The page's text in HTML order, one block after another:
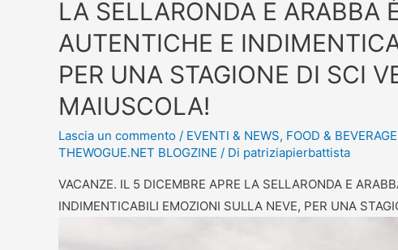
LA SELLARONDA E ARABBA
AUTENTICHE E
PER UNA STAGIONE DI SCI
MAIUSCOLA!
Lascia un commento / EVENTI & NEWS, FOOD &
THEWOGUE.NET BLOGZINE / Di patriziapierbattista
VACANZE. IL 5 DICEMBRE APRE LA SELLARONDA E
INDIMENTICABILI EMOZIONI SULLA NEVE, PER UNA